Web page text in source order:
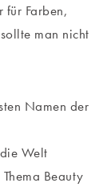
für Farben,
man nicht
Namen der
Welt
Beauty